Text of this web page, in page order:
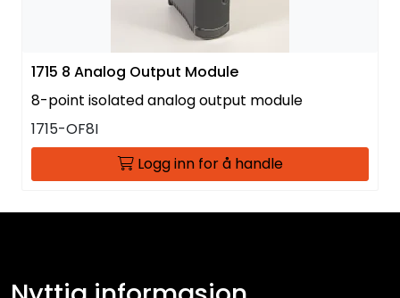
1715 8 Analog Output Module
8-point isolated analog output module
1715-OF8I
Logg inn for å handle